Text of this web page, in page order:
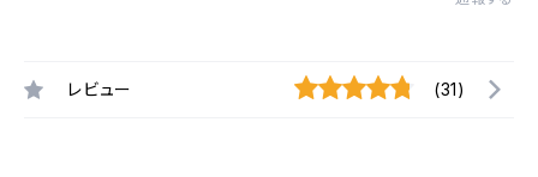
レビュー (31)